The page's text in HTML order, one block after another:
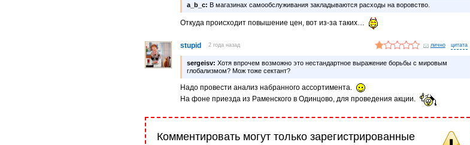
a_b_c: В магазинах самообслуживания закладываются расходы на воровство.
Откуда происходит повышение цен, вот из-за таких…
stupid 2 года назад лично
sergeisv: Хотя впрочем возможно это нестандартное выражение борьбы с мировым
глобализмом? Мож тоже сектант?
Надо провести анализ набранного ассортимента.
На фоне приезда из Раменского в Одинцово, для проведения акции.
Комментировать могут только зарегистрированные